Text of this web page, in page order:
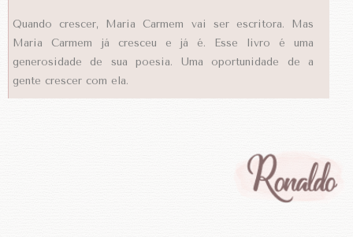
Quando crescer, Maria Carmem vai ser escritora. Mas
Maria Carmem já cresceu e já é. Esse livro é uma
generosidade de sua poesia. Uma oportunidade de a
gente crescer com ela.